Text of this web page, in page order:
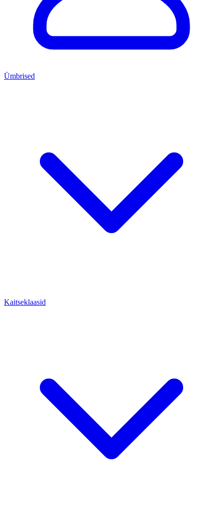
Ümbrised
Kaitseklaasid